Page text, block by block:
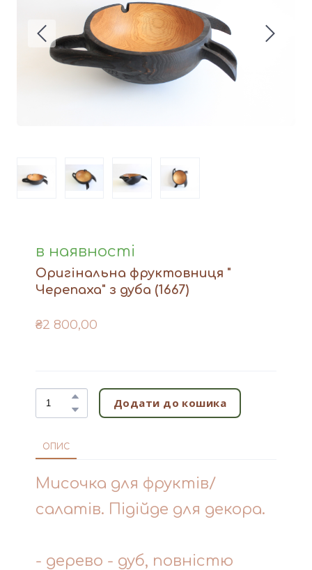
Вази
Фігури й статуетки
Догляд за виробами
в наявності
Оригінальна фруктовниця "
Черепаха" з дуба (1667)
₴2 800,00
Додати до кошика
ОПИС
Мисочка для фруктів/
салатів. Підійде для декора.
- дерево - дуб, повністю